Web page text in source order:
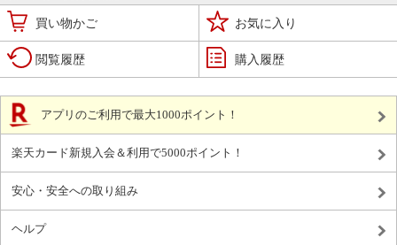
買い物かご お気に入り
閲覧履歴 購入履歴
アプリのご利用で最大1000ポイント！
楽天カード新規入会＆利用で5000ポイント！
安心・安全への取り組み
ヘルプ